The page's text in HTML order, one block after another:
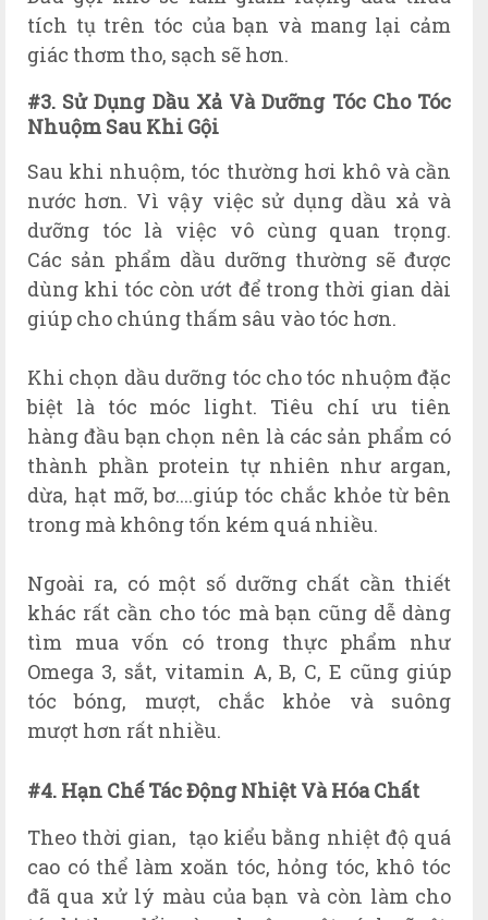
tích tụ trên tóc của bạn và mang lại cảm
giác thơm tho, sạch sẽ hơn.
#3. Sử Dụng Dầu Xả Và Dưỡng Tóc Cho Tóc
Nhuộm Sau Khi Gội
Sau khi nhuộm, tóc thường hơi khô và cần
nước hơn. Vì vậy việc sử dụng dầu xả và
dưỡng tóc là việc vô cùng quan trọng.
Các sản phẩm dầu dưỡng thường sẽ được
dùng khi tóc còn ướt để trong thời gian dài
giúp cho chúng thấm sâu vào tóc hơn.
Khi chọn dầu dưỡng tóc cho tóc nhuộm đặc
biệt là tóc móc light. Tiêu chí ưu tiên
hàng đầu bạn chọn nên là các sản phẩm có
thành phần protein tự nhiên như argan,
dừa, hạt mỡ, bơ....giúp tóc chắc khỏe từ bên
trong mà không tốn kém quá nhiều.
Ngoài ra, có một số dưỡng chất cần thiết
khác rất cần cho tóc mà bạn cũng dễ dàng
tìm mua vốn có trong thực phẩm như
Omega 3, sắt, vitamin A, B, C, E cũng giúp
tóc bóng, mượt, chắc khỏe và suông
mượt hơn rất nhiều.
#4. Hạn Chế Tác Động Nhiệt Và Hóa Chất
Theo thời gian, tạo kiểu bằng nhiệt độ quá
cao có thể làm xoăn tóc, hỏng tóc, khô tóc
đã qua xử lý màu của bạn và còn làm cho